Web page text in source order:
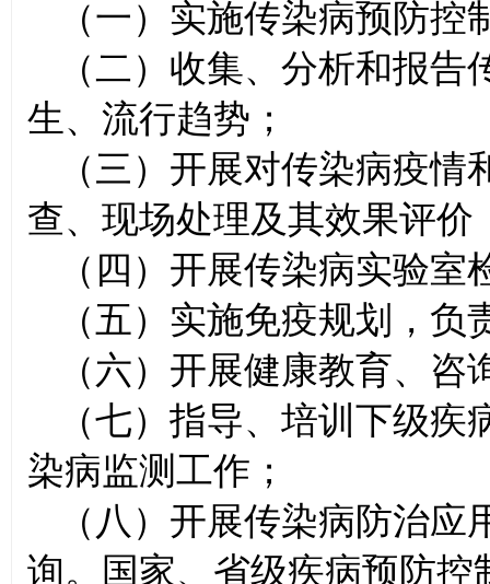
（一）实施传染病预防
（二）收集、分析和报
生、流行趋势；
（三）开展对传染病疫
查、现场处理及其效果评价
（四）开展传染病实验
（五）实施免疫规划，
（六）开展健康教育、
（七）指导、培训下级
染病监测工作；
（八）开展传染病防治
询。国家、省级疾病预防